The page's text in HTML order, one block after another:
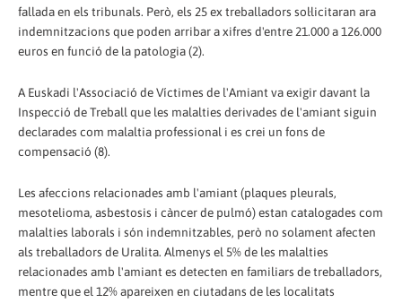
fallada en els tribunals. Però, els 25 ex treballadors sol·licitaran ara
indemnitzacions que poden arribar a xifres d'entre 21.000 a 126.000
euros en funció de la patologia (2).
A Euskadi l'Associació de Víctimes de l'Amiant va exigir davant la
Inspecció de Treball que les malalties derivades de l'amiant siguin
declarades com malaltia professional i es crei un fons de
compensació (8).
Les afeccions relacionades amb l'amiant (plaques pleurals,
mesotelioma, asbestosis i càncer de pulmó) estan catalogades com
malalties laborals i són indemnitzables, però no solament afecten
als treballadors de Uralita. Almenys el 5% de les malalties
relacionades amb l'amiant es detecten en familiars de treballadors,
mentre que el 12% apareixen en ciutadans de les localitats